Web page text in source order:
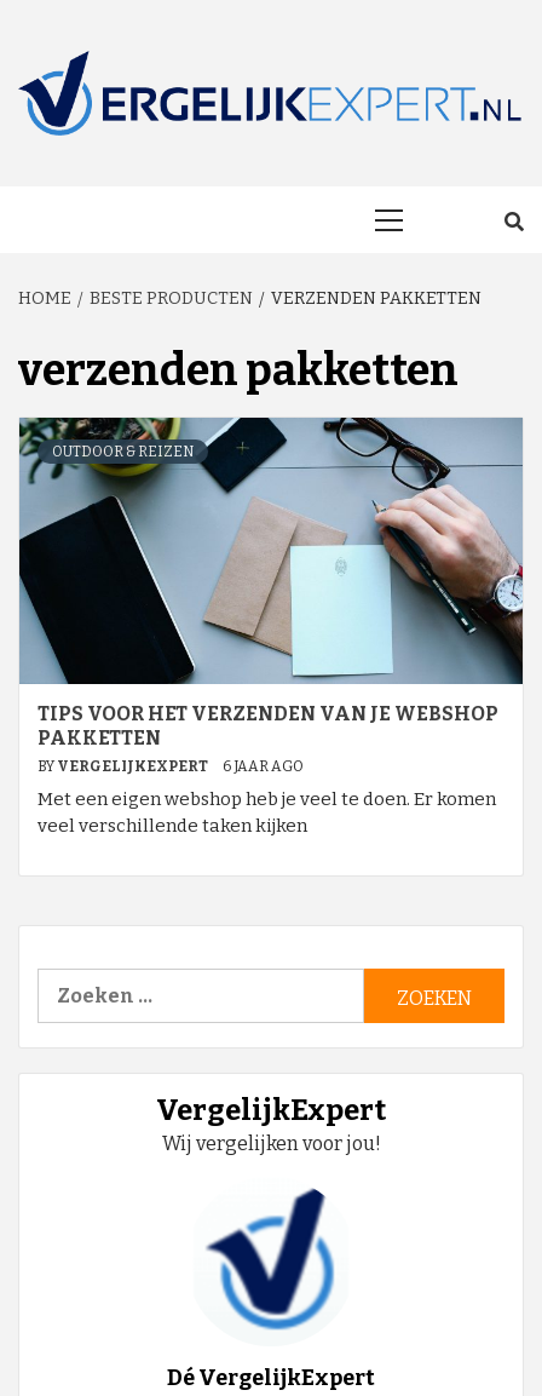
content
HOME BESTE PRODUCTEN VERZENDEN PAKKETTEN
verzenden pakketten
OUTDOOR & REIZEN
TIPS VOOR HET VERZENDEN VAN JE WEBSHOP
PAKKETTEN
BY VERGELIJKEXPERT 6 JAAR AGO
Met een eigen webshop heb je veel te doen. Er komen
veel verschillende taken kijken
Zoeken
VergelijkExpert
Wij vergelijken voor jou!
Dé VergelijkExpert